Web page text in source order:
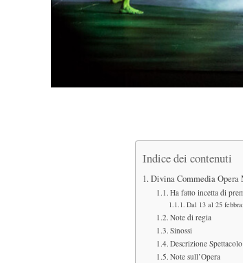
Indice dei contenuti
Divina Commedia Opera
Ha fatto incetta di
Dal 13 al 25
Note di regia
Sinossi
Descrizione Spettacolo
Note sull’Opera